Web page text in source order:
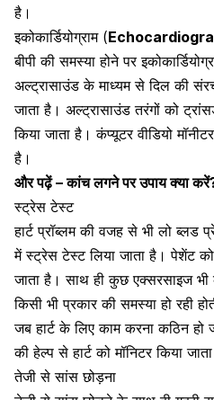
है।
इकोकार्डियोग्राम (
बीपी की समस्या होने पर
अल्ट्रासाउंड के माध्यम से दिल की
जाता है। अल्ट्रासाउंड तरंगों को
किया जाता है। कंप्यूटर वीडियो
है।
और पढ़ें –कांच लगने पर उपाय क्या
स्ट्रेस टेस्ट
हार्ट प्रॉब्लम की वजह से भी लो ब्लड
में स्ट्रेस टेस्ट लिया जाता है। पेशेंट
जाता है। साथ ही कुछ एक्सरसाइज
किसी भी प्रकार की समस्या हो रही
जब हार्ट के लिए काम करना कठिन हो
की हेल्प से हार्ट को मॉनिटर किया
तेजी से सांस छोड़ना